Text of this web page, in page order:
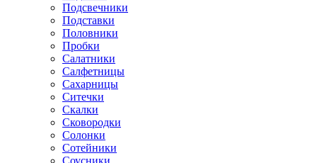
Подсвечники
Подставки
Половники
Пробки
Салатники
Салфетницы
Сахарницы
Ситечки
Скалки
Сковородки
Солонки
Сотейники